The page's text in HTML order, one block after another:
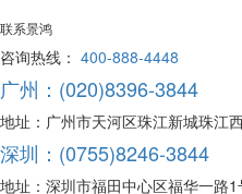
联系景鸿
咨询热线： 400-888-4448
广州：(020)8396-3844
地址：广州市天河区珠江新城珠江
深圳：(0755)8246-3844
地址：深圳市福田中心区福华一路